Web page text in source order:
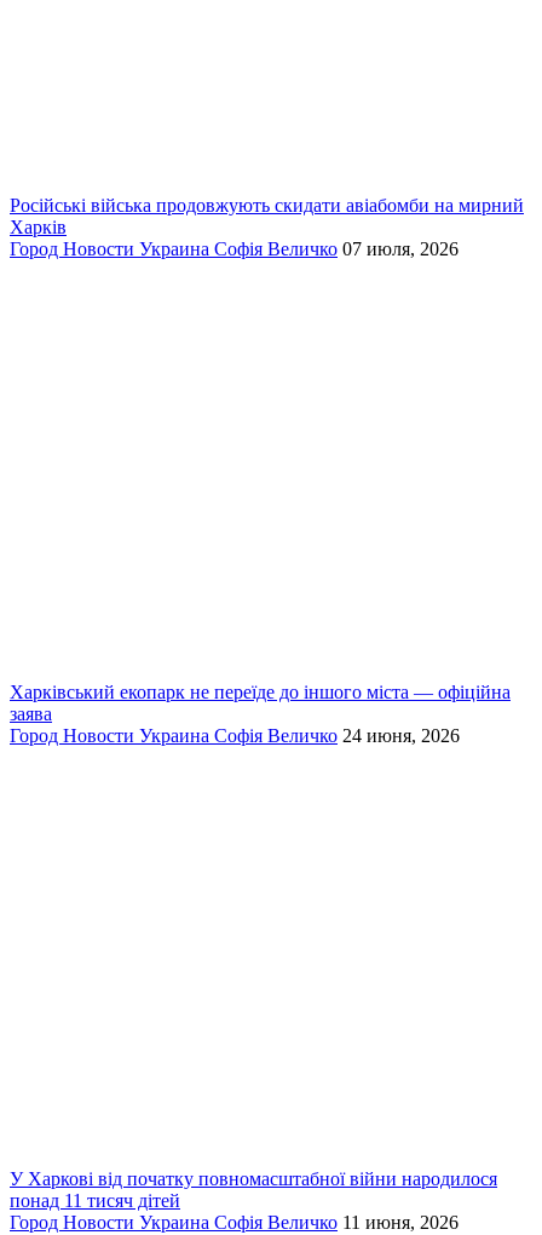
Російські війська продовжують скидати авіабомби на мирний
Харків
Город Новости Украина Софія Величко 07 июля, 2026
Харківський екопарк не переїде до іншого міста — офіційна
заява
Город Новости Украина Софія Величко 24 июня, 2026
У Харкові від початку повномасштабної війни народилося
понад 11 тисяч дітей
Город Новости Украина Софія Величко 11 июня, 2026